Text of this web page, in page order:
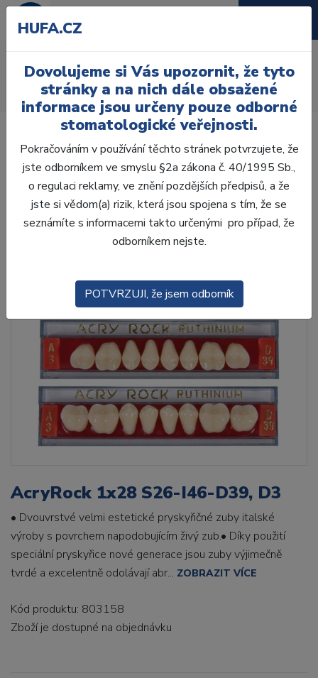
Úvod Zuby
AcryRock
AcryRock 1x28 S26-I46-D39, D3
AcryRock 1x28 S26-I46-D39, D3
• Dvouvrstvé velmi estetické pryskyřičné zuby italské
výroby s povrchem napodobujícím živý zub.• Díky použití
speciální pryskyřice nové generace jsou zuby výjimečně
tvrdé a excelentně odolávají abr... ZOBRAZIT VÍCE
Kód produktu: 803158
Zboží je dostupné na objednávku
HUFA.CZ
Dovolujeme si Vás upozornit, že tyto
stránky a na nich dále obsažené
informace jsou určeny pouze odborné
stomatologické veřejnosti.
Pokračováním v používání těchto stránek potvrzujete, že
jste odborníkem ve smyslu §2a zákona č. 40/1995 Sb.,
o regulaci reklamy, ve znění pozdějších předpisů, a že
jste si vědom(a) rizik, která jsou spojena s tím, že se
seznámíte s informacemi takto určenými pro případ, že
odborníkem nejste.
POTVRZUJI, že jsem odborník